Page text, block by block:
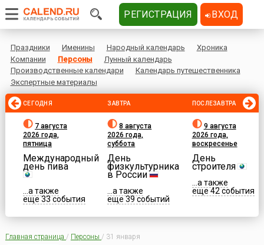
Праздники Именины Народный календарь
Хроника
Компании
Персоны
Лунный календарь
Производственные календари
Календарь путешественника
Экспертные материалы
СЕГОДНЯ
7 августа
2026 года,
пятница
Международный
день пива
...а также
еще 33 события
ЗАВТРА
8 августа
2026 года,
суббота
День
физкультурника
в России
...а также
еще 39 событий
ПОСЛЕЗАВТРА
9 августа
2026 года,
воскресенье
День
строителя
...а также
еще 42 события
Главная страница / Персоны / 31 января
РЕГИСТРАЦИЯ ВХОД